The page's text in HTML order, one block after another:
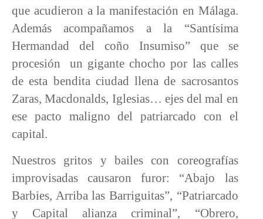
que acudieron a la manifestación en Málaga.
Además acompañamos a la “Santísima
Hermandad del coño Insumiso” que se
procesión un gigante chocho por las calles
de esta bendita ciudad llena de sacrosantos
Zaras, Macdonalds, Iglesias… ejes del mal en
ese pacto maligno del patriarcado con el
capital.
Nuestros gritos y bailes con coreografías
improvisadas causaron furor: “Abajo las
Barbies, Arriba las Barriguitas”, “Patriarcado
y Capital alianza criminal”, “Obrero,